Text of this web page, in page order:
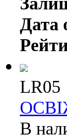
Дата
LR05
В